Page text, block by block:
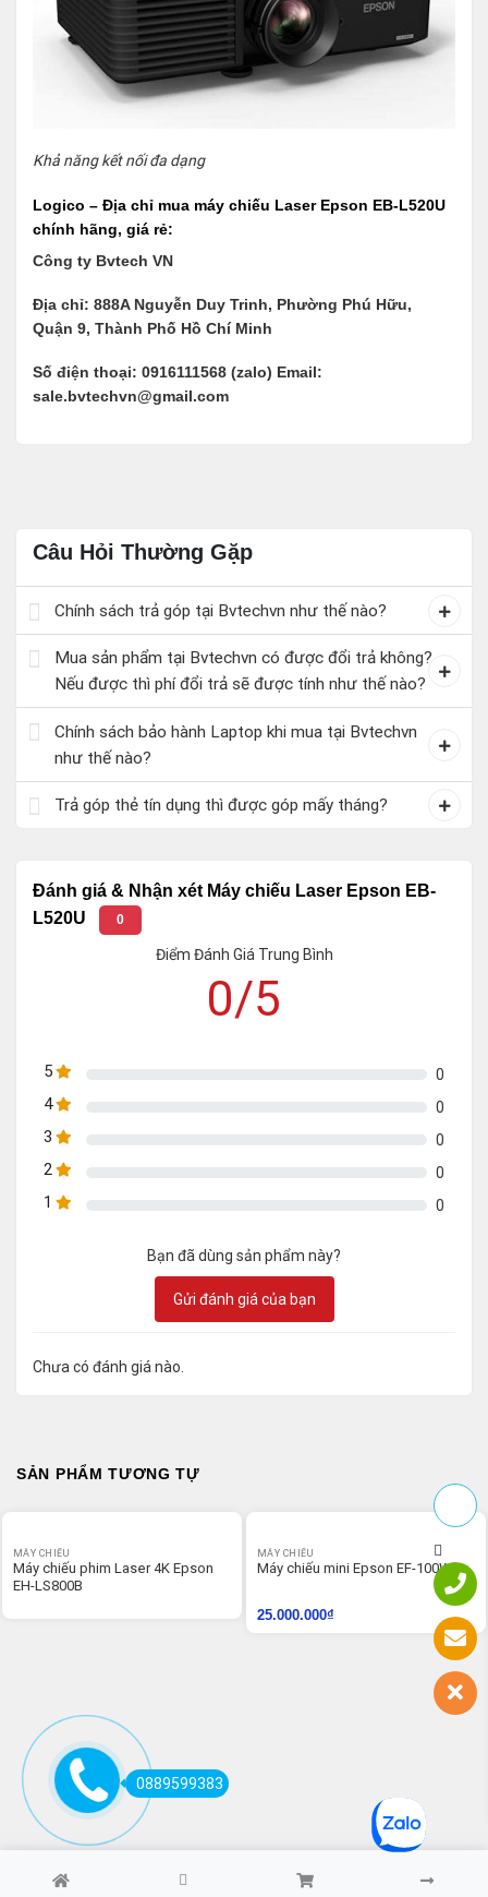
Khả năng kết nối đa dạng
Logico – Địa chỉ mua máy chiếu Laser Epson EB-L520U
chính hãng, giá rẻ:
Công ty Bvtech VN
Địa chỉ: 888A Nguyễn Duy Trinh, Phường Phú Hữu,
Quận 9, Thành Phố Hồ Chí Minh
Số điện thoại: 0916111568 (zalo) Email:
sale.bvtechvn@gmail.com
Câu Hỏi Thường Gặp
Chính sách trả góp tại Bvtechvn như thế nào?
Mua sản phẩm tại Bvtechvn có được đổi trả không?
Nếu được thì phí đổi trả sẽ được tính như thế nào?
Chính sách bảo hành Laptop khi mua tại Bvtechvn
như thế nào?
Trả góp thẻ tín dụng thì được góp mấy tháng?
Đánh giá & Nhận xét Máy chiếu Laser Epson EB-
L520U
0
Điểm Đánh Giá Trung Bình
0/5
5 0
4 0
3 0
2 0
1 0
Bạn đã dùng sản phẩm này?
Gửi đánh giá của bạn
Chưa có đánh giá nào.
SẢN PHẨM TƯƠNG TỰ
MÁY CHIẾU
Máy chiếu phim Laser 4K Epson
EH-LS800B
MÁY CHIẾU
Máy chiếu mini Epson EF-100W
25.000.000₫
Copyright 2026 © bvtech.com.vn
0889599383